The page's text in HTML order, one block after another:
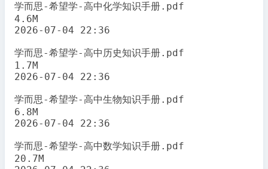
学而思-希望学-高中化学知识手册.pdf
4.6M
2026-07-04 22:36
学而思-希望学-高中历史知识手册.pdf
1.7M
2026-07-04 22:36
学而思-希望学-高中生物知识手册.pdf
6.8M
2026-07-04 22:36
学而思-希望学-高中数学知识手册.pdf
20.7M